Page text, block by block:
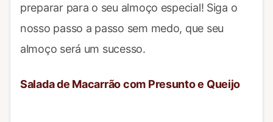
preparar para o seu almoço especial! Siga o
nosso passo a passo sem medo, que seu
almoço será um sucesso.
Salada de Macarrão com Presunto e Queijo